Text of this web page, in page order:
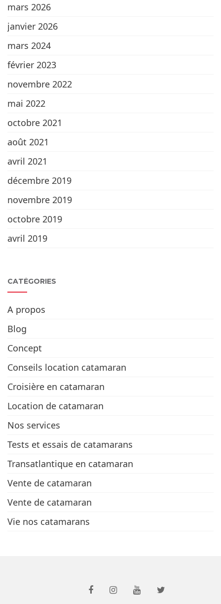
mars 2026
janvier 2026
mars 2024
février 2023
novembre 2022
mai 2022
octobre 2021
août 2021
avril 2021
décembre 2019
novembre 2019
octobre 2019
avril 2019
CATÉGORIES
A propos
Blog
Concept
Conseils location catamaran
Croisière en catamaran
Location de catamaran
Nos services
Tests et essais de catamarans
Transatlantique en catamaran
Vente de catamaran
Vente de catamaran
Vie nos catamarans